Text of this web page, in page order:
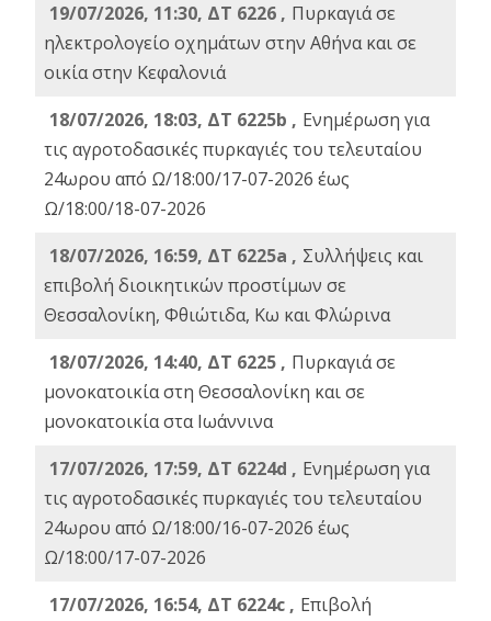
19/07/2026, 11:30, ΔΤ 6226 , Πυρκαγιά σε
ηλεκτρολογείο οχημάτων στην Αθήνα και σε
οικία στην Κεφαλονιά
18/07/2026, 18:03, ΔΤ 6225b , Ενημέρωση για
τις αγροτοδασικές πυρκαγιές του τελευταίου
24ωρου από Ω/18:00/17-07-2026 έως
Ω/18:00/18-07-2026
18/07/2026, 16:59, ΔT 6225a , Συλλήψεις και
επιβολή διοικητικών προστίμων σε
Θεσσαλονίκη, Φθιώτιδα, Κω και Φλώρινα
18/07/2026, 14:40, ΔΤ 6225 , Πυρκαγιά σε
μονοκατοικία στη Θεσσαλονίκη και σε
μονοκατοικία στα Ιωάννινα
17/07/2026, 17:59, ΔΤ 6224d , Ενημέρωση για
τις αγροτοδασικές πυρκαγιές του τελευταίου
24ωρου από Ω/18:00/16-07-2026 έως
Ω/18:00/17-07-2026
17/07/2026, 16:54, ΔΤ 6224c , Επιβολή